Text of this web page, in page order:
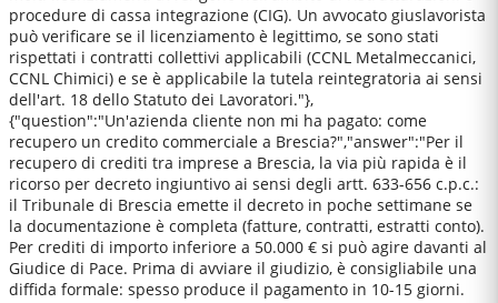
procedure di cassa integrazione (CIG). Un avvocato giuslavorista
può verificare se il licenziamento è legittimo, se sono stati
rispettati i contratti collettivi applicabili (CCNL Metalmeccanici,
CCNL Chimici) e se è applicabile la tutela reintegratoria ai sensi
dell'art. 18 dello Statuto dei Lavoratori."},
{"question":"Un'azienda cliente non mi ha pagato: come
recupero un credito commerciale a Brescia?","answer":"Per il
recupero di crediti tra imprese a Brescia, la via più rapida è il
ricorso per decreto ingiuntivo ai sensi degli artt. 633-656 c.p.c.:
il Tribunale di Brescia emette il decreto in poche settimane se
la documentazione è completa (fatture, contratti, estratti conto).
Per crediti di importo inferiore a 50.000 € si può agire davanti al
Giudice di Pace. Prima di avviare il giudizio, è consigliabile una
diffida formale: spesso produce il pagamento in 10-15 giorni.